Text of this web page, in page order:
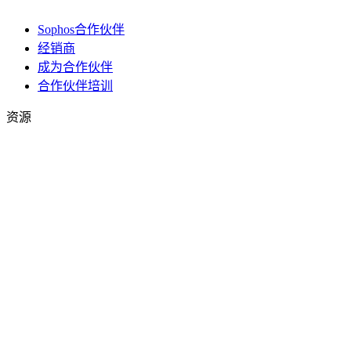
Sophos合作伙伴
经销商
成为合作伙伴
合作伙伴培训
资源